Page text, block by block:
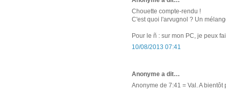
Chouette compte-rendu !
C'est quoi l'arvugnol ? Un
Pour le ñ : sur mon PC, je peux
10/08/2013 07:41
Anonyme a dit…
Anonyme de 7:41 = Val. A